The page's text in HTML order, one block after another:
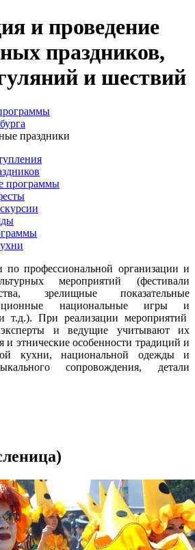
и проведение
праздников,
и шествий
праздники
программы
профессиональной организации и
мероприятий (фестивали
зрелищные показательные
национальные игры и
т.д.). При реализации мероприятий
и ведущие учитывают их
и этнические особенности традиций и
кухни, национальной одежды и
сопровождения, детали